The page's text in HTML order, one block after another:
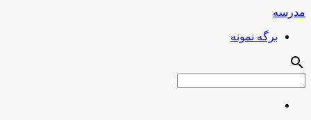
مدرسه
برگه نمونه
search